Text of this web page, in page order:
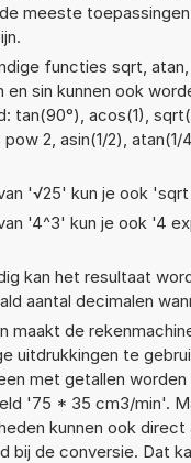
meeste
functies sqrt,
en sin kunnen ook
tan(90°), acos(1),
2, asin(1/2),
'√25' kun je ook
'4^3' kun je ook '4
kan het resultaat
aantal decimalen
maakt de
uitdrukkingen te
met getallen
'75 * 35 cm3/min'.
kunnen ook direct
bij de conversie. Dat